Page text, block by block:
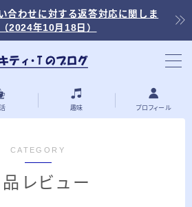
合わせに対する返答対応に関しま
2024年10月18日）
趣味 プロフィール
CATEGORY
レビュー